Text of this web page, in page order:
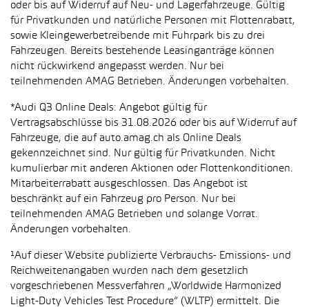
oder bis auf Widerruf auf Neu- und Lagerfahrzeuge. Gültig
für Privatkunden und natürliche Personen mit Flottenrabatt,
sowie Kleingewerbetreibende mit Fuhrpark bis zu drei
Fahrzeugen. Bereits bestehende Leasinganträge können
nicht rückwirkend angepasst werden. Nur bei
teilnehmenden AMAG Betrieben. Änderungen vorbehalten.
*Audi Q3 Online Deals: Angebot gültig für
Vertragsabschlüsse bis 31.08.2026 oder bis auf Widerruf auf
Fahrzeuge, die auf auto.amag.ch als Online Deals
gekennzeichnet sind. Nur gültig für Privatkunden. Nicht
kumulierbar mit anderen Aktionen oder Flottenkonditionen.
Mitarbeiterrabatt ausgeschlossen. Das Angebot ist
beschränkt auf ein Fahrzeug pro Person. Nur bei
teilnehmenden AMAG Betrieben und solange Vorrat.
Änderungen vorbehalten.
¹Auf dieser Website publizierte Verbrauchs- Emissions- und
Reichweitenangaben wurden nach dem gesetzlich
vorgeschriebenen Messverfahren „Worldwide Harmonized
Light-Duty Vehicles Test Procedure“ (WLTP) ermittelt. Die